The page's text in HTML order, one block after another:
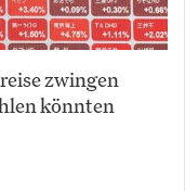
zwingen
könnten